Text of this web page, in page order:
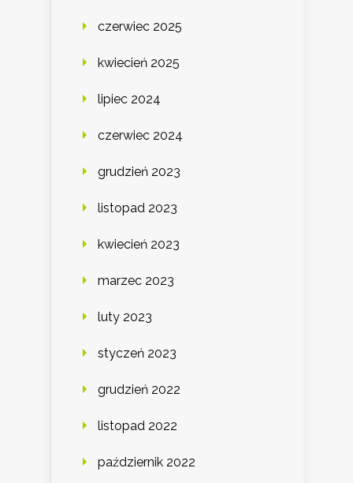
czerwiec 2025
kwiecień 2025
lipiec 2024
czerwiec 2024
grudzień 2023
listopad 2023
kwiecień 2023
marzec 2023
luty 2023
styczeń 2023
grudzień 2022
listopad 2022
październik 2022